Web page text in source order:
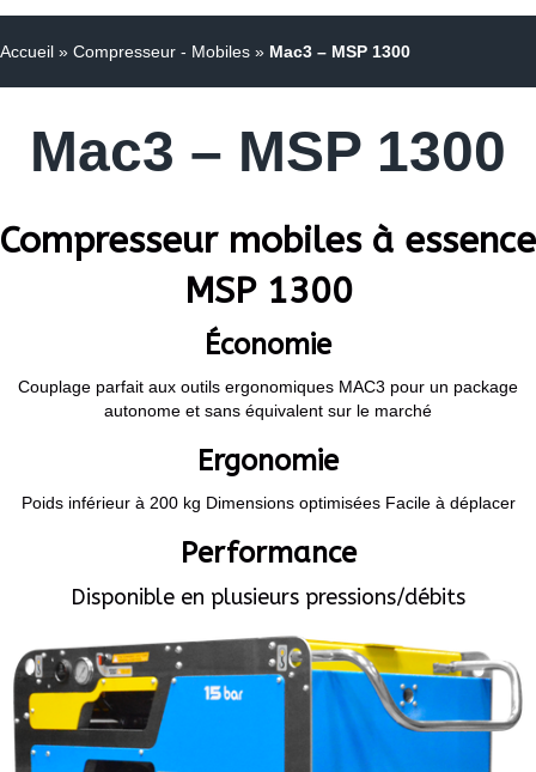
Accueil » Compresseur - Mobiles » Mac3 – MSP 1300
Mac3 – MSP 1300
Compresseur mobiles à essence
MSP 1300
Économie
Couplage parfait aux outils ergonomiques MAC3 pour un package
autonome et sans équivalent sur le marché
Ergonomie
Poids inférieur à 200 kg Dimensions optimisées Facile à déplacer
Performance
Disponible en plusieurs pressions/débits